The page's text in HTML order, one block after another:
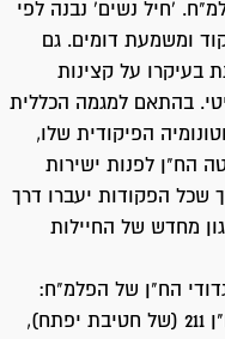
'חיל נשים' נבנה לפי
ומשמעת דומים. גם
בעיקרו על קצינות
בהתאם למגמה הכללית
הפיקודית שלו,
הח"ן לפנות ישירות
שכל הפקודות יעברו דרך
מחדש של החיילות
הח"ן של הפלמ"ח:
גדוד ח"ן 210 (של חטיבת הראל),גדוד ח"ן 211 (של חטיבת יפתח),